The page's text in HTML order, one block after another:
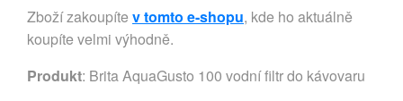
Zboží zakoupíte v tomto e-shopu, kde ho aktuálně
koupíte velmi výhodně.
Produkt: Brita AquaGusto 100 vodní filtr do kávovaru